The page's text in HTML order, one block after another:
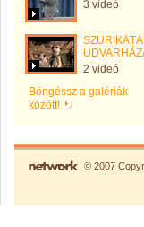
3 videó
2 videó
Böngéssz a galériák
között!
© 2007